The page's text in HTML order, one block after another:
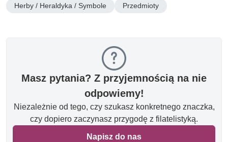
Herby / Heraldyka / Symbole Przedmioty
Masz pytania? Z przyjemnością na nie
odpowiemy!
Niezależnie od tego, czy szukasz konkretnego znaczka,
czy dopiero zaczynasz przygodę z filatelistyką.
Napisz do nas